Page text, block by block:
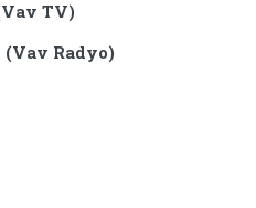
TV)
Radyo)